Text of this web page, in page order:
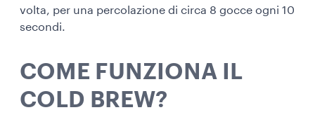
volta, per una percolazione di circa 8 gocce ogni 10
secondi.
COME FUNZIONA IL
COLD BREW?